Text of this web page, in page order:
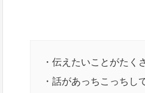
・伝えたいことがたく
・話があっちこっちし